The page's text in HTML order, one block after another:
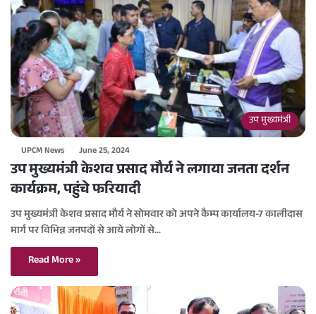
उप मुख्यमंत्री
UPCM News June 25, 2024
उप मुख्यमंत्री केशव प्रसाद मौर्य ने लगाया जनता दर्शन
कार्यक्रम, पहुंचे फरियादी
उप मुख्यमंत्री केशव प्रसाद मौर्य ने सोमवार को अपने कैम्प कार्यालय-7 कालीदास
मार्ग पर विभिन्न जनपदों से आये लोगों से…
Read More »